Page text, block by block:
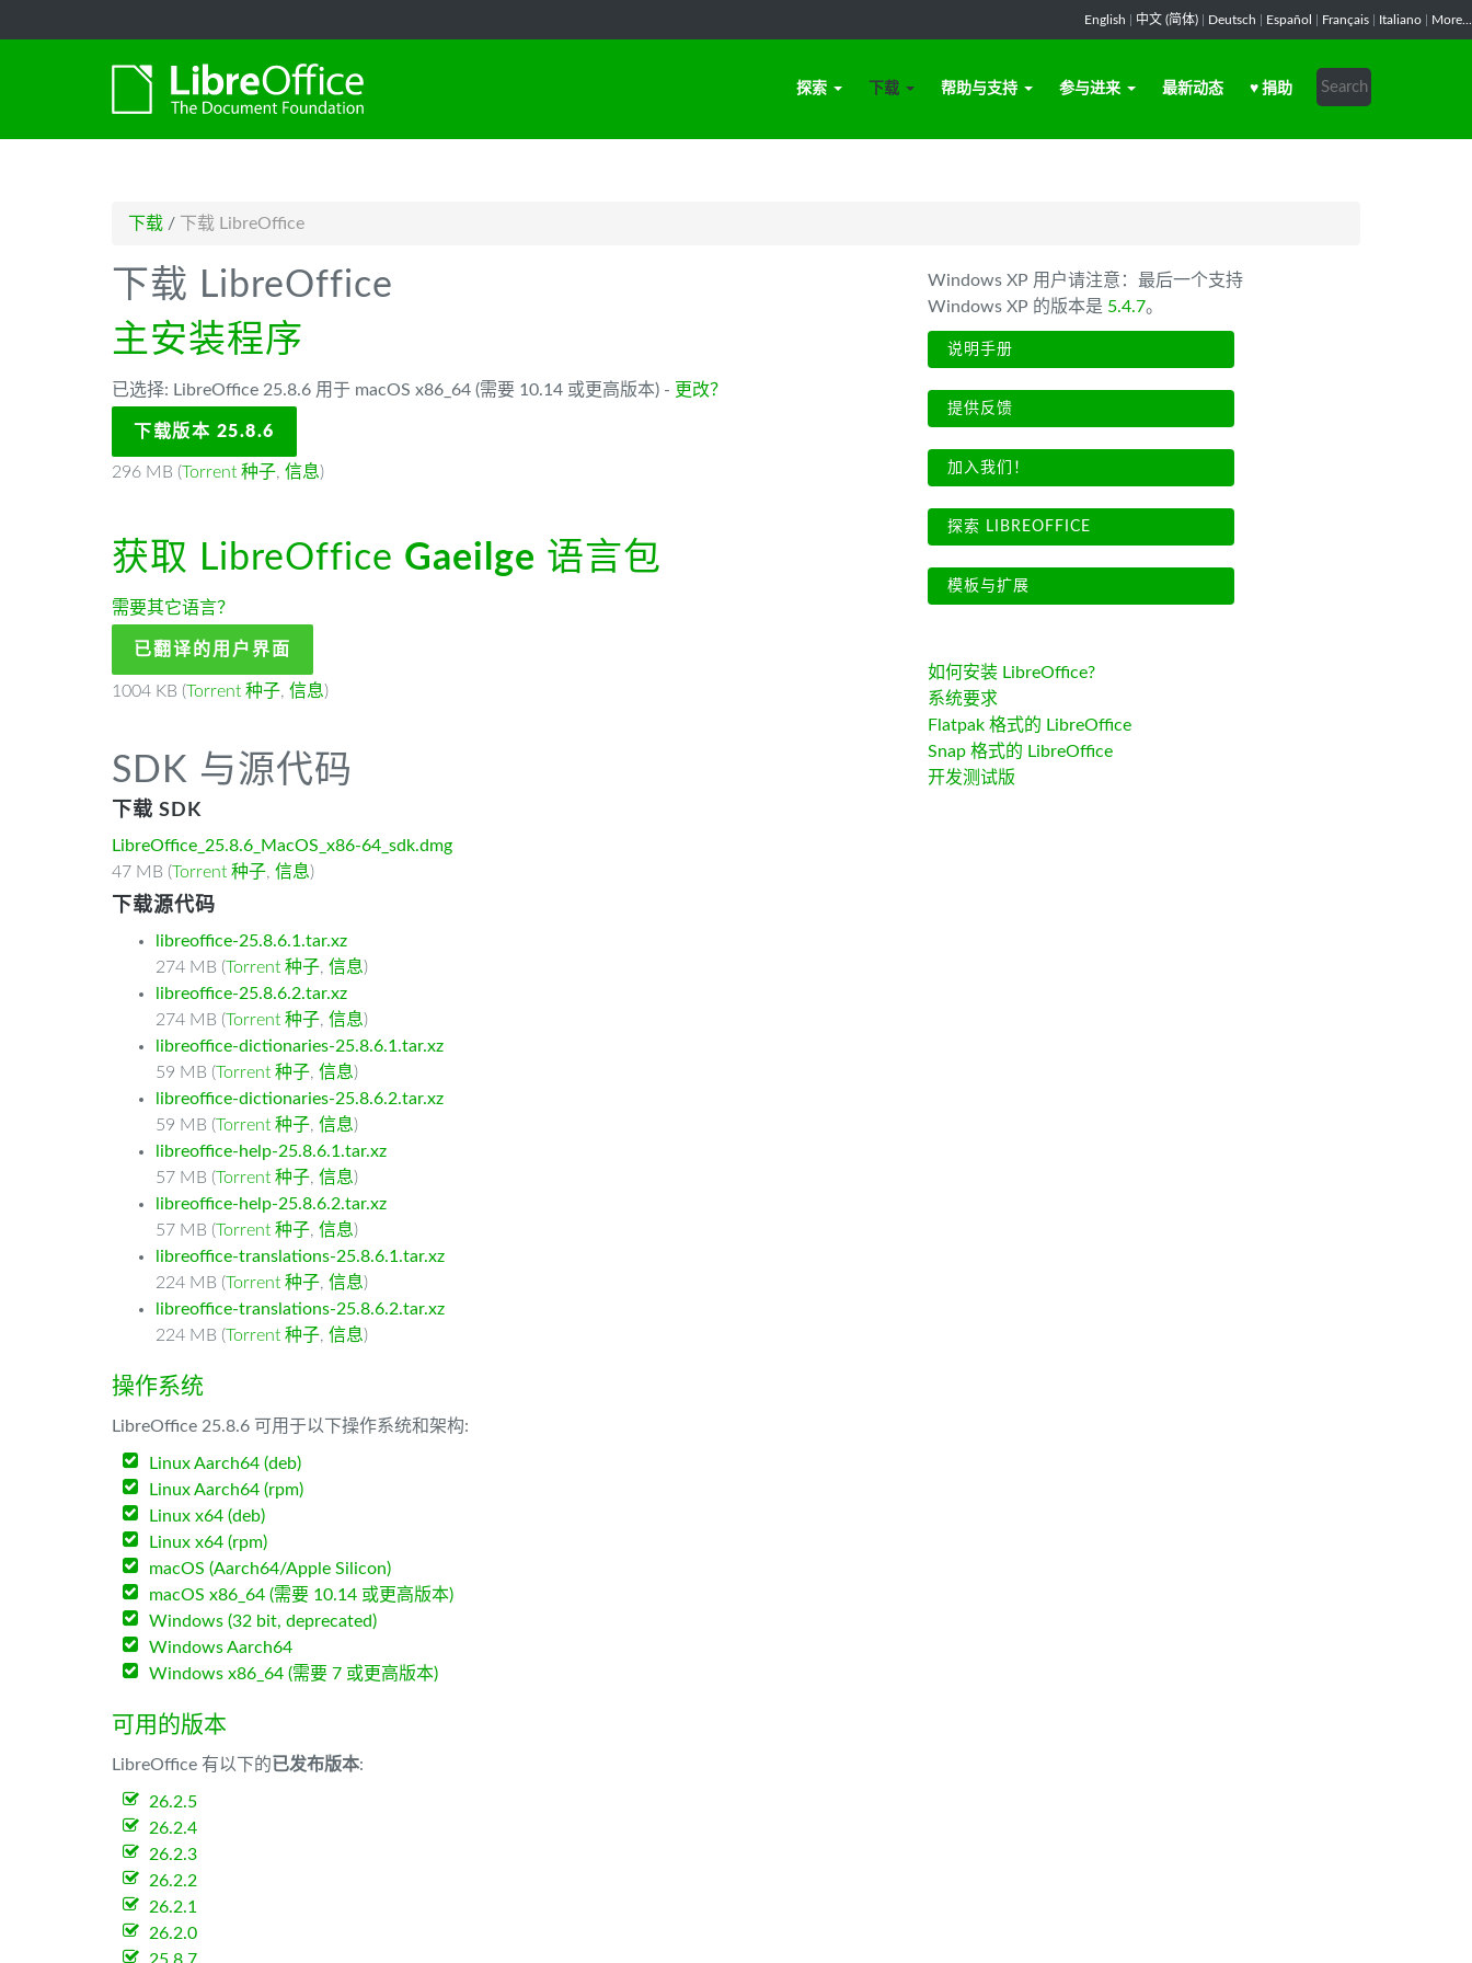
English 中文 (简体) Deutsch Español Français Italiano More...
探索 下载 帮助与支持 参与进来 最新动态 ♥ 捐助
下载 / 下载 LibreOffice
下载 LibreOffice
主安装程序
已选择: LibreOffice 25.8.6 用于 macOS x86_64 (需要 10.14 或更高版本) - 更改？
下载版本 25.8.6
296 MB (Torrent 种子, 信息)
获取 LibreOffice Gaeilge 语言包
需要其它语言？
已翻译的用户界面
1004 KB (Torrent 种子, 信息)
SDK 与源代码
下载 SDK
LibreOffice_25.8.6_MacOS_x86-64_sdk.dmg
47 MB (Torrent 种子, 信息)
下载源代码
libreoffice-25.8.6.1.tar.xz
274 MB (Torrent 种子, 信息)
libreoffice-25.8.6.2.tar.xz
274 MB (Torrent 种子, 信息)
libreoffice-dictionaries-25.8.6.1.tar.xz
59 MB (Torrent 种子, 信息)
libreoffice-dictionaries-25.8.6.2.tar.xz
59 MB (Torrent 种子, 信息)
libreoffice-help-25.8.6.1.tar.xz
57 MB (Torrent 种子, 信息)
libreoffice-help-25.8.6.2.tar.xz
57 MB (Torrent 种子, 信息)
libreoffice-translations-25.8.6.1.tar.xz
224 MB (Torrent 种子, 信息)
libreoffice-translations-25.8.6.2.tar.xz
224 MB (Torrent 种子, 信息)
操作系统
LibreOffice 25.8.6 可用于以下操作系统和架构:
Linux Aarch64 (deb)
Linux Aarch64 (rpm)
Linux x64 (deb)
Linux x64 (rpm)
macOS (Aarch64/Apple Silicon)
macOS x86_64 (需要 10.14 或更高版本)
Windows (32 bit, deprecated)
Windows Aarch64
Windows x86_64 (需要 7 或更高版本)
可用的版本
LibreOffice 有以下的已发布版本:
26.2.5
26.2.4
26.2.3
26.2.2
26.2.1
26.2.0
Windows XP 用户请注意：最后一个支持
Windows XP 的版本是 5.4.7。
说明手册
提供反馈
加入我们！
探索 LIBREOFFICE
模板与扩展
如何安装 LibreOffice?
系统要求
Flatpak 格式的 LibreOffice
Snap 格式的 LibreOffice
开发测试版